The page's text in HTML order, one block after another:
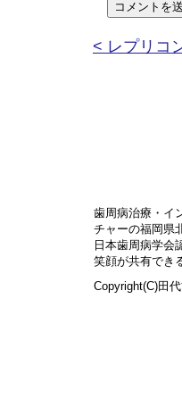
< レプリコ
歯周病治療・イ
チャーの福岡県
日本歯周病学会
笑顔が共有でき
Copyright(C)田